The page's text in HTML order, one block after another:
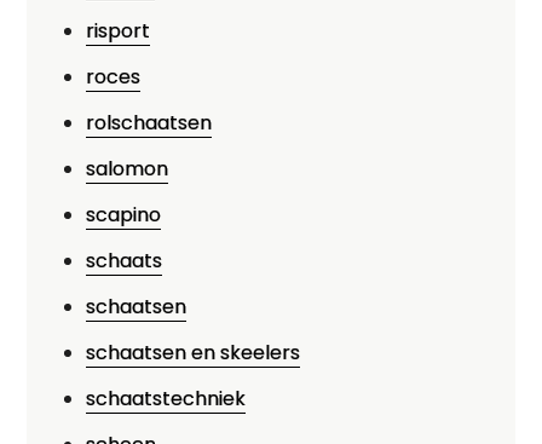
risport
roces
rolschaatsen
salomon
scapino
schaats
schaatsen
schaatsen en skeelers
schaatstechniek